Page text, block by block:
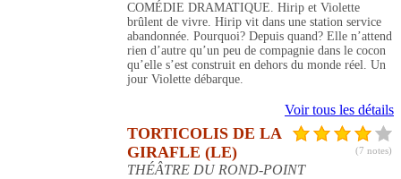
COMÉDIE DRAMATIQUE. Hirip et Violette
brûlent de vivre. Hirip vit dans une station service
abandonnée. Pourquoi? Depuis quand? Elle n’attend
rien d’autre qu’un peu de compagnie dans le cocon
qu’elle s’est construit en dehors du monde réel. Un
jour Violette débarque.
Voir tous les détails
(7 notes)
TORTICOLIS DE LA
GIRAFLE (LE)
THÉÂTRE DU ROND-POINT